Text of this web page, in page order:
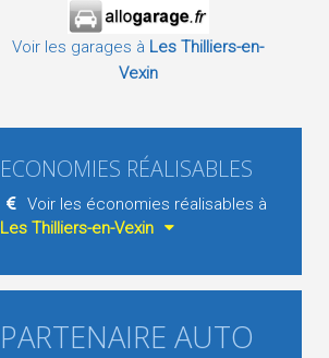
Voir les garages à Les Thilliers-en-
Vexin
ECONOMIES RÉALISABLES
Voir les économies réalisables à
Les Thilliers-en-Vexin
PARTENAIRE AUTO